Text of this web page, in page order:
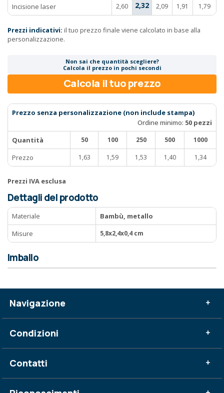
Incisione laser 2,60 2,32 2,09 1,91 1,79
Prezzi indicativi: il tuo prezzo finale viene calcolato in base alla
personalizzazione.
Non sai che quantità scegliere?
Calcola il prezzo in pochi secondi
Calcola il tuo prezzo
Prezzo senza personalizzazione (non include stampa)
Ordine minimo: 50 pezzi
Quantità
50 100 250 500 1000
Prezzo 1,63 1,59 1,53 1,40 1,34
Prezzi IVA esclusa
Dettagli del prodotto
Materiale
Bambù, metallo
Misure
5,8x2,4x0,4 cm
Imballo
Navigazione +
Condizioni +
Contatti +